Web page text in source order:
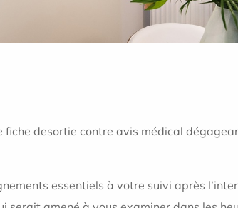
desortie contre avis médical
essentiels à votre suivi après